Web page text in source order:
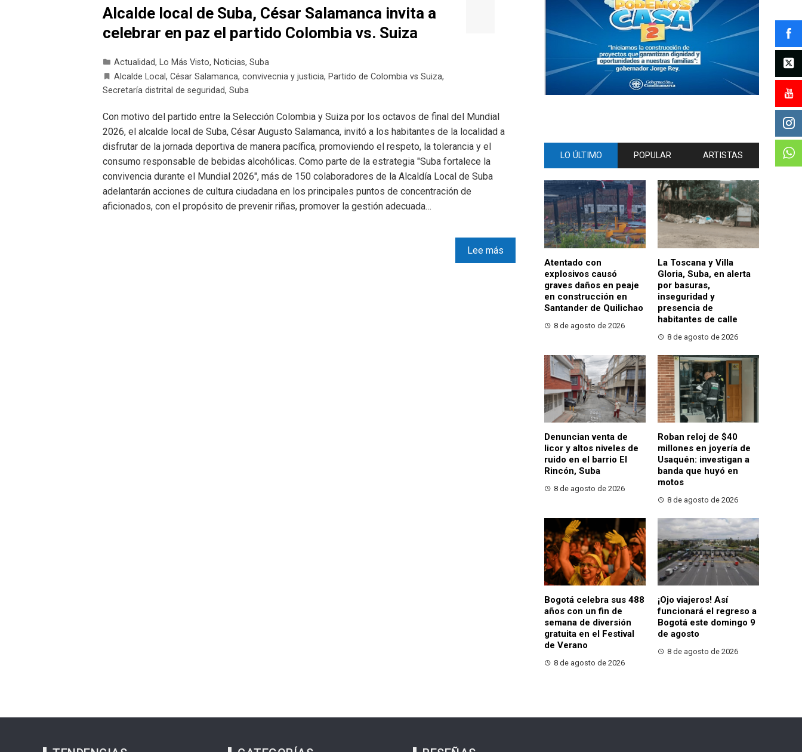
Alcalde local de Suba, César Salamanca invita a
celebrar en paz el partido Colombia vs. Suiza
Actualidad, Lo Más Visto, Noticias, Suba
Alcalde Local, César Salamanca, convivecnia y justicia, Partido de Colombia vs Suiza,
Secretaría distrital de seguridad, Suba
Con motivo del partido entre la Selección Colombia y Suiza por los octavos de final del Mundial
2026, el alcalde local de Suba, César Augusto Salamanca, invitó a los habitantes de la localidad a
disfrutar de la jornada deportiva de manera pacífica, promoviendo el respeto, la tolerancia y el
consumo responsable de bebidas alcohólicas. Como parte de la estrategia "Suba fortalece la
convivencia durante el Mundial 2026", más de 150 colaboradores de la Alcaldía Local de Suba
adelantarán acciones de cultura ciudadana en los principales puntos de concentración de
aficionados, con el propósito de prevenir riñas, promover la gestión adecuada…
Lee más
LO ÚLTIMO POPULAR ARTISTAS
Atentado con
explosivos causó
graves daños en peaje
en construcción en
Santander de Quilichao
8 de agosto de 2026
La Toscana y Villa
Gloria, Suba, en alerta
por basuras,
inseguridad y
presencia de
habitantes de calle
8 de agosto de 2026
Denuncian venta de
licor y altos niveles de
ruido en el barrio El
Rincón, Suba
8 de agosto de 2026
Roban reloj de $40
millones en joyería de
Usaquén: investigan a
banda que huyó en
motos
8 de agosto de 2026
Bogotá celebra sus 488
años con un fin de
semana de diversión
gratuita en el Festival
de Verano
8 de agosto de 2026
¡Ojo viajeros! Así
funcionará el regreso a
Bogotá este domingo 9
de agosto
8 de agosto de 2026